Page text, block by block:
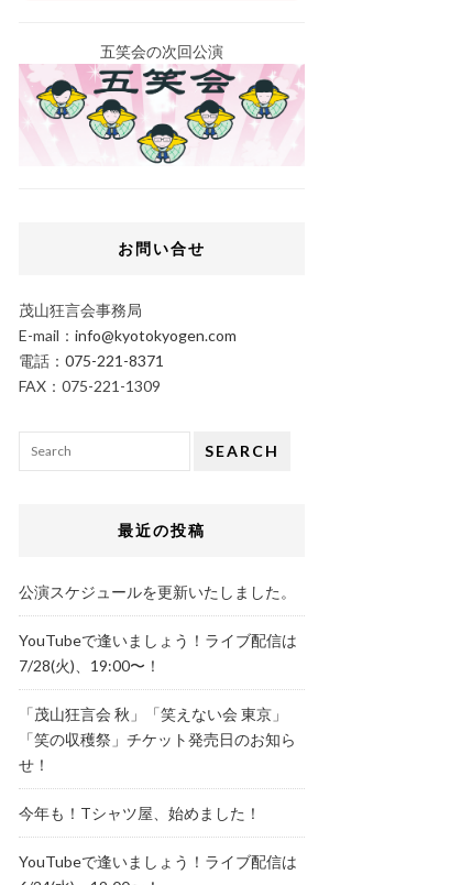
五笑会の次回公演
お問い合せ
茂山狂言会事務局
E-mail： info@kyotokyogen.com
電話： 075-221-8371
FAX：075-221-1309
SEARCH
最近の投稿
公演スケジュールを更新いたしました。
YouTubeで逢いましょう！ライブ配信は
7/28(火)、19:00〜！
「茂山狂言会 秋」「笑えない会 東京」
「笑の収穫祭」チケット発売日のお知ら
せ！
今年も！Tシャツ屋、始めました！
YouTubeで逢いましょう！ライブ配信は